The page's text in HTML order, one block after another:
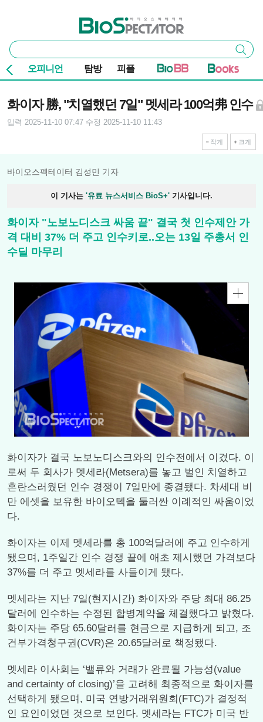
바이오스펙테이터
통
합
검
색
검색
오피니언 탐방 피플
화이자 勝, "치열했던 7일" 멧세라 100억弗 인수
입력 2025-11-10 07:47 수정 2025-11-10 11:43
작게 크게
바이오스펙테이터 김성민 기자
이 기사는 '유료 뉴스서비스 BioS+' 기사입니다.
화이자 "노보노디스크 싸움 끝" 결국 첫 인수제안 가
격 대비 37% 더 주고 인수키로..오는 13일 주총서 인
수딜 마무리
화이자가 결국 노보노디스크와의 인수전에서 이겼다. 이
로써 두 회사가 멧세라(Metsera)를 놓고 벌인 치열하고
혼란스러웠던 인수 경쟁이 7일만에 종결됐다. 차세대 비
만 에셋을 보유한 바이오텍을 둘러싼 이례적인 싸움이었
다.
화이자는 이제 멧세라를 총 100억달러에 주고 인수하게
됐으며, 1주일간 인수 경쟁 끝에 애초 제시했던 가격보다
37%를 더 주고 멧세라를 사들이게 됐다.
멧세라는 지난 7일(현지시간) 화이자와 주당 최대 86.25
달러에 인수하는 수정된 합병계약을 체결했다고 밝혔다.
화이자는 주당 65.60달러를 현금으로 지급하게 되고, 조
건부가격청구권(CVR)은 20.65달러로 책정됐다.
멧세라 이사회는 ‘밸류와 거래가 완료될 가능성(value
and certainty of closing)’을 고려해 최종적으로 화이자를
선택하게 됐으며, 미국 연방거래위원회(FTC)가 결정적
인 요인이었던 것으로 보인다. 멧세라는 FTC가 미국 반